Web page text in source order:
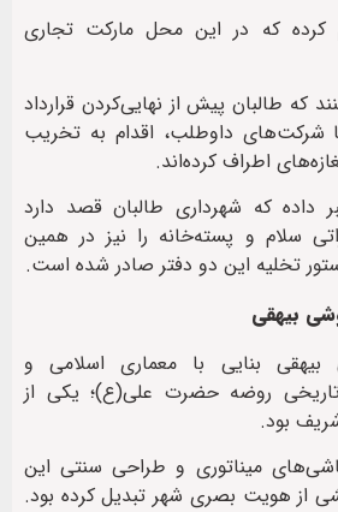
کرده که در این محل مارکت تجاری
که طالبان پیش از نهایی‌کردن قرارداد
داوطلب، اقدام به تخریب
اطراف کرده‌اند.
داده که شهرداری طالبان قصد دارد
سلام و پسته‌خانه را نیز در همین
تخلیه این دو دفتر صادر شده است.
بیهقی
بیهقی بنایی با معماری اسلامی و
روضه حضرت علی(ع)؛ یکی از
بود.
میناتوری و طراحی سنتی این
از هویت بصری شهر تبدیل کرده بود.